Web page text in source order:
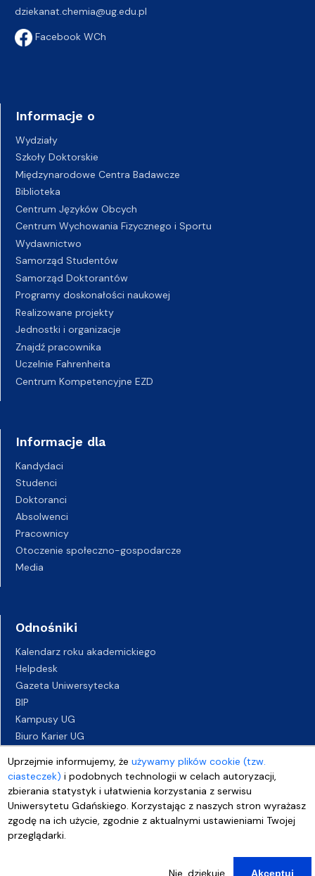
Uprzejmie informujemy, żeużywamy plików cookie (tzw.
ciasteczek) i podobnych technologii w celach autoryzacji,
zbierania statystyk i ułatwienia korzystania z serwisu
Uniwersytetu Gdańskiego. Korzystając z naszych stron wyrażasz
zgodę na ich użycie, zgodnie z aktualnymi ustawieniami Twojej
przeglądarki.
Nie, dziękuję Akceptuj
dziekanat.chemia@ug.edu.pl
Facebook WCh
Informacje o
Wydziały
Szkoły Doktorskie
Międzynarodowe Centra Badawcze
Biblioteka
Centrum Języków Obcych
Centrum Wychowania Fizycznego i Sportu
Wydawnictwo
Samorząd Studentów
Samorząd Doktorantów
Programy doskonałości naukowej
Realizowane projekty
Jednostki i organizacje
Znajdź pracownika
Uczelnie Fahrenheita
Centrum Kompetencyjne EZD
Informacje dla
Kandydaci
Studenci
Doktoranci
Absolwenci
Pracownicy
Otoczenie społeczno-gospodarcze
Media
Odnośniki
Kalendarz roku akademickiego
Helpdesk
Gazeta Uniwersytecka
BIP
Kampusy UG
Biuro Karier UG
Deklaracja dostępności